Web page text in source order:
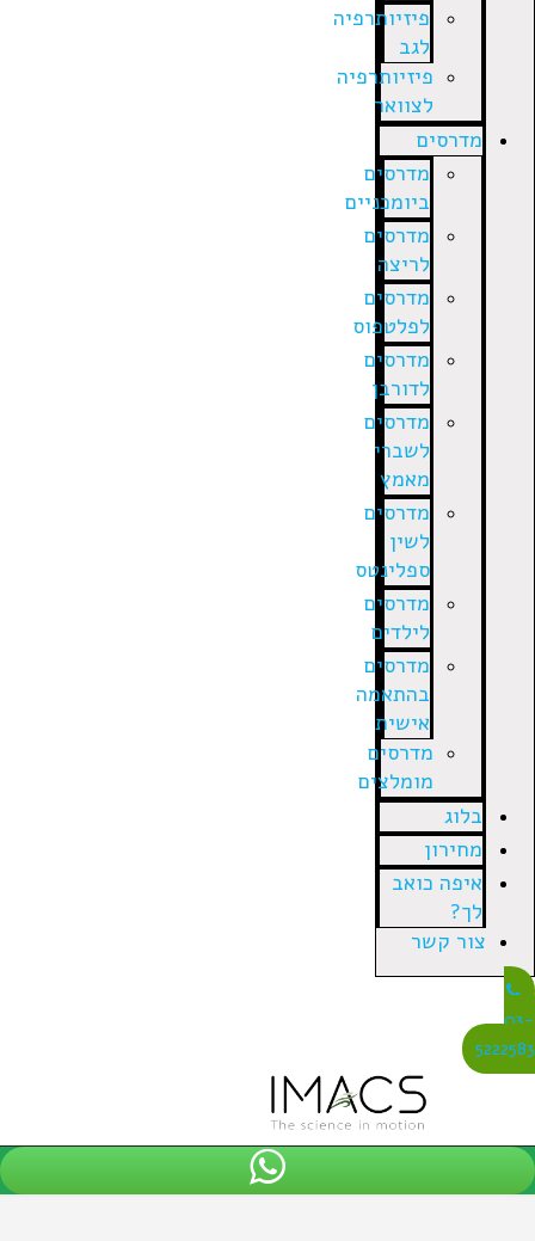
פיזיותרפיה
לגב
פיזיותרפיה
לצוואר
מדרסים
מדרסים
ביומכניים
מדרסים
לריצה
מדרסים
לפלטפוס
מדרסים
לדורבן
מדרסים
לשברי
מאמץ
מדרסים
לשין
ספלינטס
מדרסים
לילדים
מדרסים
בהתאמה
אישית
מדרסים
מומלצים
בלוג
מחירון
איפה כואב
לך?
צור קשר